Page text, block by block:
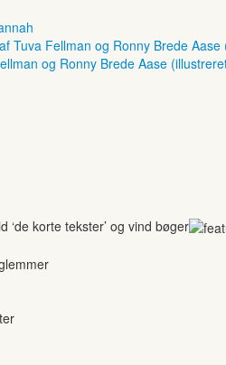
Tuva Fellman og Ronny Brede
og Ronny Brede Aase
‘de korte tekster’ og vind bøger